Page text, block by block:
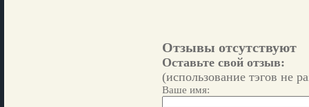
Отзывы отсутствуют
Оставьте свой отзыв:
(использование тэгов не
Ваше имя: